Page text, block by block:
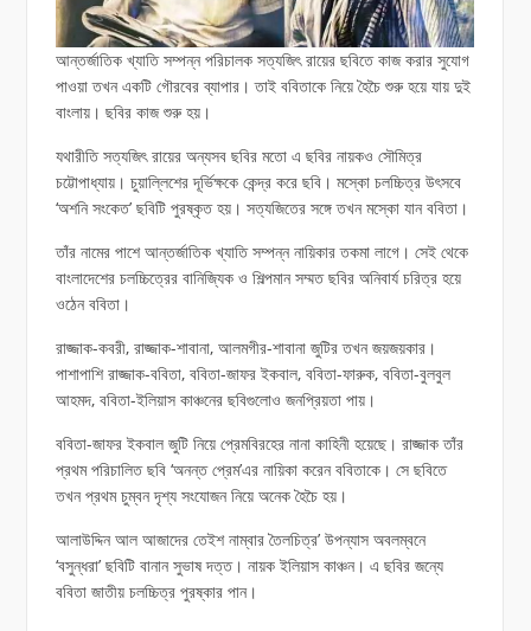
আন্তর্জাতিক খ্যাতি সম্পন্ন পরিচালক সত্যজিৎ রায়ের ছবিতে কাজ করার সুযোগ
পাওয়া তখন একটি গৌরবের ব্যাপার। তাই ববিতাকে নিয়ে হৈচৈ শুরু হয়ে যায় দুই
বাংলায়। ছবির কাজ শুরু হয়।
যথারীতি সত্যজিৎ রায়ের অন্যসব ছবির মতো এ ছবির নায়কও সৌমিত্র
চট্টোপাধ্যায়। চুয়াল্লিশের দূর্ভিক্ষকে কেন্দ্র করে ছবি। মস্কো চলচ্চিত্র উৎসবে
‘অশনি সংকেত’ ছবিটি পুরষ্কৃত হয়। সত্যজিতের সঙ্গে তখন মস্কো যান ববিতা।
তাঁর নামের পাশে আন্তর্জাতিক খ্যাতি সম্পন্ন নায়িকার তকমা লাগে। সেই থেকে
বাংলাদেশের চলচ্চিত্রের বানিজ্যিক ও শিল্পমান সম্মত ছবির অনিবার্য চরিত্র হয়ে
ওঠেন ববিতা।
রাজ্জাক-কবরী, রাজ্জাক-শাবানা, আলমগীর-শাবানা জুটির তখন জয়জয়কার।
পাশাপাশি রাজ্জাক-ববিতা, ববিতা-জাফর ইকবাল, ববিতা-ফারুক, ববিতা-বুলবুল
আহমদ, ববিতা-ইলিয়াস কাঞ্চনের ছবিগুলোও জনপ্রিয়তা পায়।
ববিতা-জাফর ইকবাল জুটি নিয়ে প্রেমবিরহের নানা কাহিনী হয়েছে। রাজ্জাক তাঁর
প্রথম পরিচালিত ছবি ‘অনন্ত প্রেম’এর নায়িকা করেন ববিতাকে। সে ছবিতে
তখন প্রথম চুম্বন দৃশ্য সংযোজন নিয়ে অনেক হৈচৈ হয়।
আলাউদ্দিন আল আজাদের তেইশ নাম্বার তৈলচিত্র’ উপন্যাস অবলম্বনে
‘বসুন্ধরা’ ছবিটি বানান সুভাষ দত্ত। নায়ক ইলিয়াস কাঞ্চন। এ ছবির জন্যে
ববিতা জাতীয় চলচ্চিত্র পুরষ্কার পান।